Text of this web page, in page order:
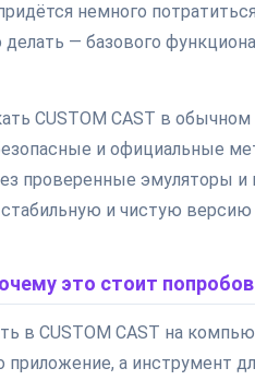
немного
делать — базового
CUSTOM CAST в
и официальные
проверенные эмуляторы и
и чистую версию
это стоит
в CUSTOM CAST на
приложение, а инструмент